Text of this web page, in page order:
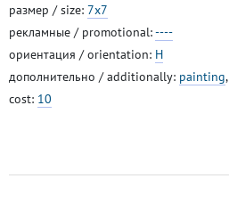
размер / size: 7x7
рекламные / promotional:----
ориентация / orientation: H
дополнительно / additionally: painting,
cost: 10